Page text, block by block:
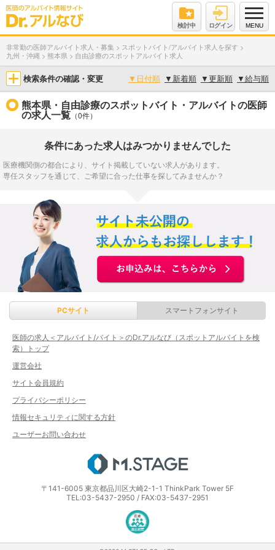
検討中 ログイン MENU
非常勤の医師アルバイト求人・募集 > スポットバイト/アルバイト求人を探す >
九州・沖縄 > 熊本県 > 自由診療のスポットアルバイト求人
検索条件の確認・変更 ▼ 日付順 ▼ 新着順 ▼更新順 ▼給与順
熊本県・自由診療のスポットバイト・アルバイトの医師
の求人一覧 （0件）
条件にあった求人はみつかりませんでした
医療機関側の都合により、サイト掲載していない求人があります。
専任スタッフを通じて、ご希望に合った仕事を探してみませんか？
PCサイト スマートフォンサイト
医師の求人＜アルバイト/バイト＞のDr.アルなび（スポットアルバイトを検
索）トップ
運営会社
サイト会員規約
プライバシーポリシー
情報セキュリティに関する方針
ユーザーお問い合わせ
〒141-6005 東京都品川区大崎2-1-1 ThinkPark Tower 5F
TEL:03-5437-2950 / FAX:03-5437-2951